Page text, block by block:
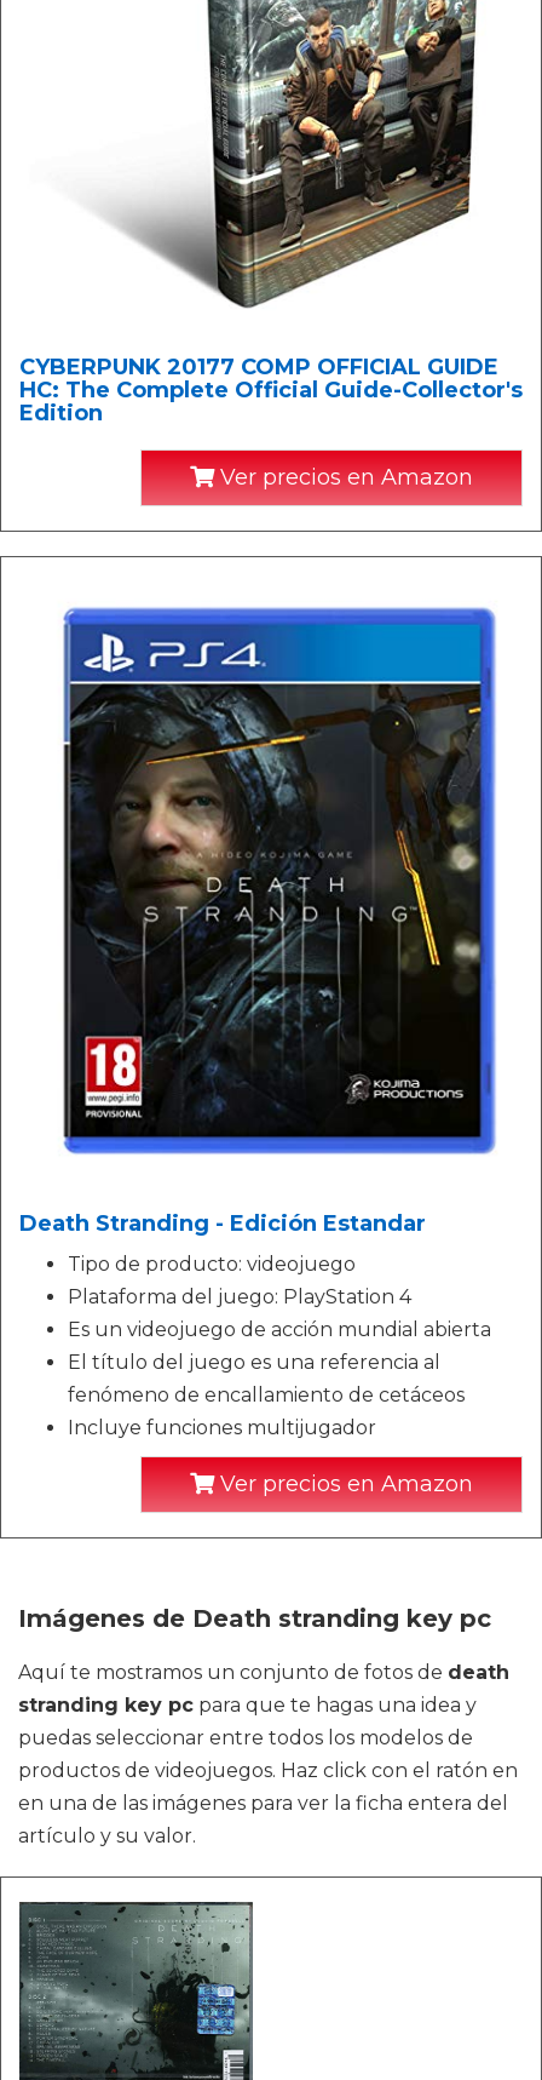
CYBERPUNK 20177 COMP OFFICIAL GUIDE
HC: The Complete Official Guide-Collector's
Edition
Ver precios en Amazon
Death Stranding - Edición Estandar
Tipo de producto: videojuego
Plataforma del juego: PlayStation 4
Es un videojuego de acción mundial abierta
El título del juego es una referencia al
fenómeno de encallamiento de cetáceos
Incluye funciones multijugador
Ver precios en Amazon
Imágenes de Death stranding key pc
Aquí te mostramos un conjunto de fotos de death
stranding key pc para que te hagas una idea y
puedas seleccionar entre todos los modelos de
productos de videojuegos. Haz click con el ratón en
en una de las imágenes para ver la ficha entera del
artículo y su valor.